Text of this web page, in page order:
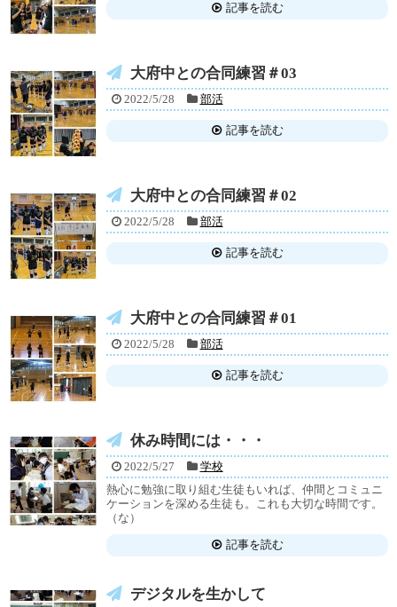
記事を読む
大府中との合同練習＃03
2022/5/28 部活
記事を読む
大府中との合同練習＃02
2022/5/28 部活
記事を読む
大府中との合同練習＃01
2022/5/28 部活
記事を読む
休み時間には・・・
2022/5/27
学校
熱心に勉強に取り組む生徒もいれば、仲間とコミュニ
ケーションを深める生徒も。これも大切な時間です。
（な）
記事を読む
デジタルを生かして